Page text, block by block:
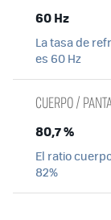
60 Hz
La tasa de
es 60 Hz
CUERPO /
80,7 %
El ratio
82%